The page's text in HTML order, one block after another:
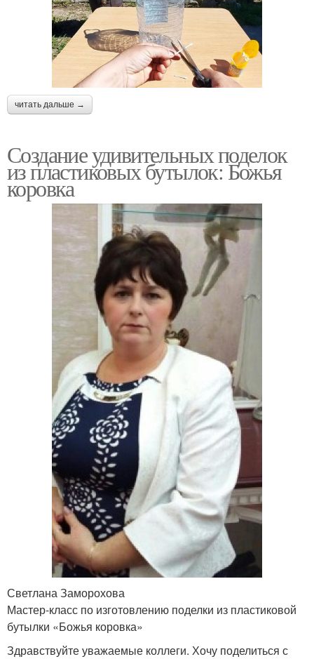
читать дальше →
Создание удивительных поделок
из пластиковых бутылок: Божья
коровка
Светлана Заморохова
Мастер-класс по изготовлению поделки из пластиковой
бутылки «Божья коровка»
Здравствуйте уважаемые коллеги. Хочу поделиться с